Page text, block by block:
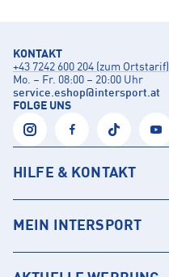
KONTAKT
+43 7242 600 204 (zum Ortstarif)
Mo. – Fr. 08:00 – 20:00 Uhr
service.eshop@intersport.at
FOLGE UNS
HILFE & KONTAKT
MEIN INTERSPORT